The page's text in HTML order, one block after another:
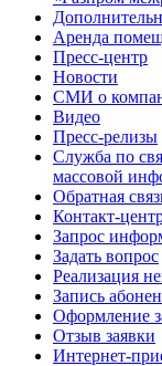
Аренда
Пресс-центр
Новости
СМИ о
Видео
Пресс-релизы
Служба по
массовой
Обратная
Контакт-
Запрос
Задать вопрос
Реализация
Запись
Оформление
Отзыв заявки
Интернет-